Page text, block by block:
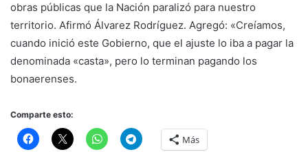
obras públicas que la Nación paralizó para nuestro
territorio. Afirmó Álvarez Rodríguez. Agregó: «Creíamos,
cuando inició este Gobierno, que el ajuste lo iba a pagar la
denominada «casta», pero lo terminan pagando los
bonaerenses.
Comparte esto:
Más